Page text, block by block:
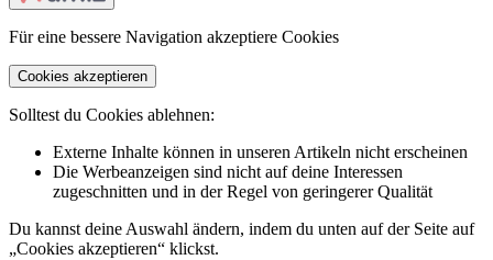
Für eine bessere Navigation akzeptiere Cookies
Cookies akzeptieren
Solltest du Cookies ablehnen:
Externe Inhalte können in unseren Artikeln nicht erscheinen
Die Werbeanzeigen sind nicht auf deine Interessen
zugeschnitten und in der Regel von geringerer Qualität
Du kannst deine Auswahl ändern, indem du unten auf der Seite auf
„Cookies akzeptieren“ klickst.